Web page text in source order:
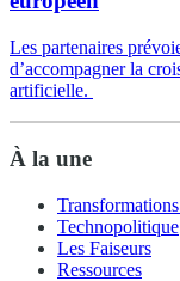
Les partenaires
d’accompagner la
artificielle.
À la une
Technopolitique
Les Faiseurs
Ressources